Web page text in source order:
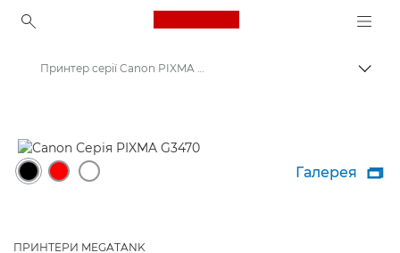
Canon Logo, back to
Принтер серії Canon PIXMA G3470
Галерея 
ПРИНТЕРИ MEGATANK